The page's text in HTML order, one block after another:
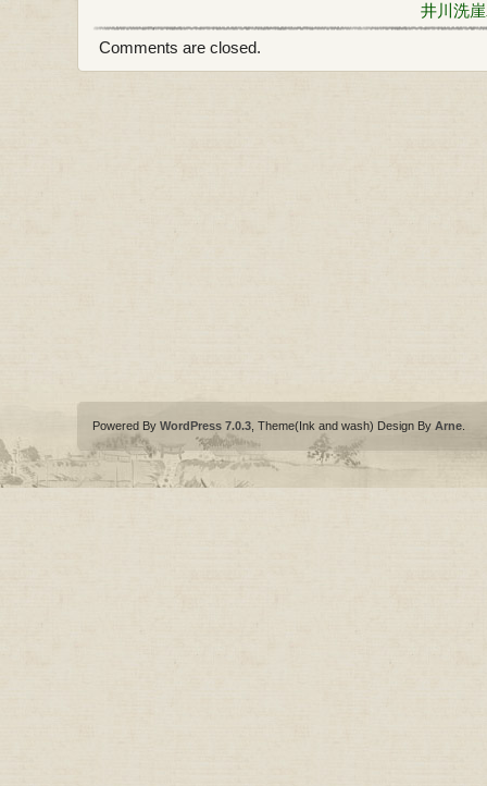
井川洗
Comments are closed.
Powered By WordPress 7.0.3 , Theme(Ink and wash) Design By Arne